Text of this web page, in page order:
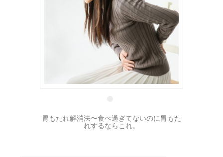
21 10月
胃もたれ解消法〜食べ過ぎてないのに胃もた
れするならこれ。